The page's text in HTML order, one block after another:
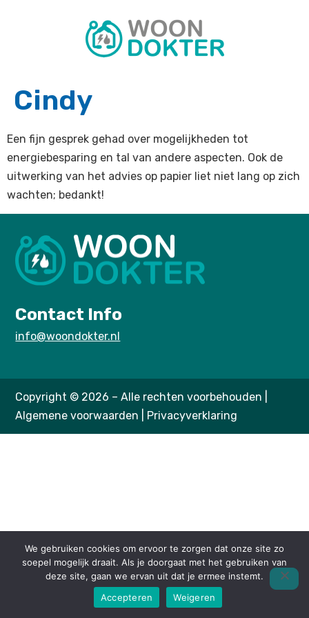
Cindy
Een fijn gesprek gehad over mogelijkheden tot
energiebesparing en tal van andere aspecten. Ook de
uitwerking van het advies op papier liet niet lang op zich
wachten; bedankt!
Contact Info
info@woondokter.nl
Copyright © 2026 – Alle rechten voorbehouden |
Algemene voorwaarden
Privacyverklaring
We gebruiken cookies om ervoor te zorgen dat onze site zo
soepel mogelijk draait. Als je doorgaat met het gebruiken van
deze site, gaan we ervan uit dat je ermee instemt.
Accepteren
Weigeren